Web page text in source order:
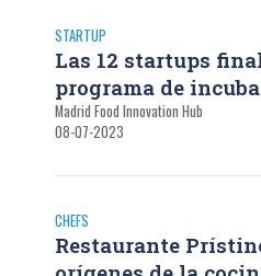
STARTUP
Las 12 startups
programa de
Madrid Food Innovation Hub
08-07-2023
CHEFS
Restaurante